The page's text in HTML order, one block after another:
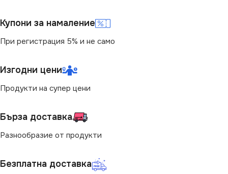
Купони за намаление
При регистрация 5% и не само
Изгодни цени
Продукти на супер цени
Бърза доставка
Разнообразие от продукти
Безплатна доставка